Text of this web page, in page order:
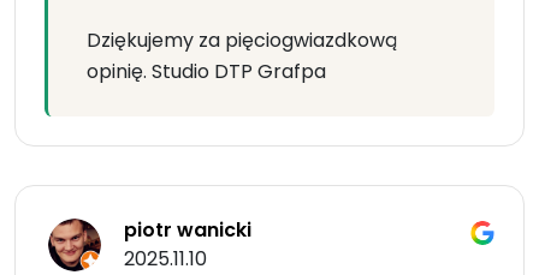
Dziękujemy za pięciogwiazdkową
opinię. Studio DTP Grafpa
piotr wanicki
2025.11.10